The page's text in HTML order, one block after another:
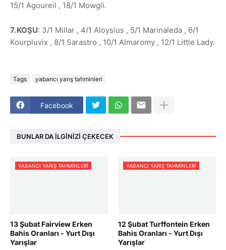
15/1 Agoureil , 18/1 Mowgli.
7. KOŞU: 3/1 Millar , 4/1 Aloysius , 5/1 Marinaleda , 6/1
Kourpluvix , 8/1 Sarastro , 10/1 Almaromy , 12/1 Little Lady.
Tags yabancı yarış tahminleri
Facebook
BUNLAR DA İLGINIZI ÇEKECEK
YABANCI YARIŞ TAHMINLERI
13 Şubat Fairview Erken
Bahis Oranları - Yurt Dışı
Yarışlar
YABANCI YARIŞ TAHMINLERI
12 Şubat Turffontein Erken
Bahis Oranları - Yurt Dışı
Yarışlar